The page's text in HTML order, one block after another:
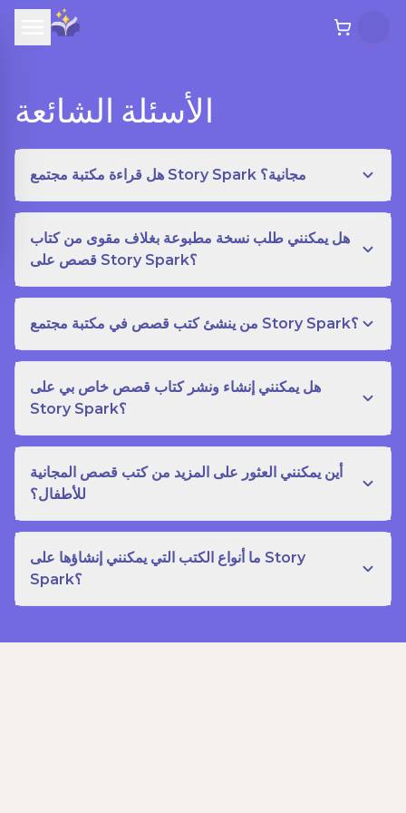
الأسئلة الشائعة
هل قراءة مكتبة مجتمع Story Spark مجانية؟
هل يمكنني طلب نسخة مطبوعة بغلاف مقوى من كتاب
قصص على Story Spark؟
من ينشئ كتب قصص في مكتبة مجتمع Story Spark؟
هل يمكنني إنشاء ونشر كتاب قصص خاص بي على
Story Spark؟
أين يمكنني العثور على المزيد من كتب قصص المجانية
للأطفال؟
ما أنواع الكتب التي يمكنني إنشاؤها على Story
Spark؟